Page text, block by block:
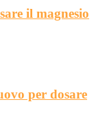
il magnesio
per dosare